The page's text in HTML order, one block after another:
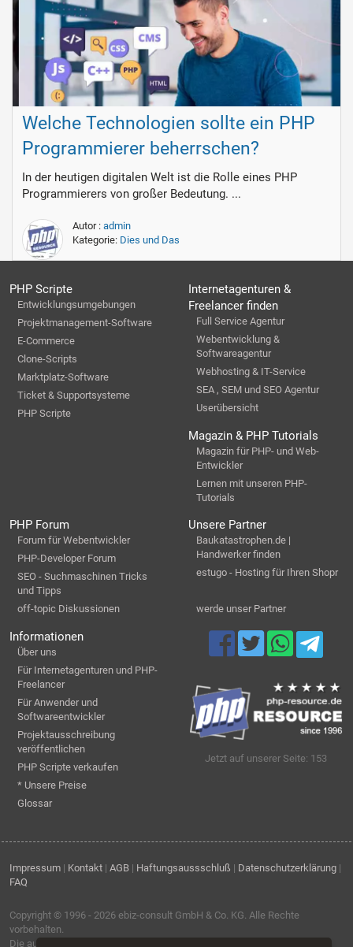
Welche Technologien sollte ein PHP
Programmierer beherrschen?
In der heutigen digitalen Welt ist die Rolle eines PHP
Programmierers von großer Bedeutung. ...
Autor : admin
Kategorie: Dies und Das
PHP Scripte
Entwicklungsumgebungen
Projektmanagement-Software
E-Commerce
Clone-Scripts
Marktplatz-Software
Ticket & Supportsysteme
PHP Scripte
Internetagenturen &
Freelancer finden
Full Service Agentur
Webentwicklung &
Softwareagentur
Webhosting & IT-Service
SEA , SEM und SEO Agentur
Userübersicht
Magazin & PHP Tutorials
Magazin für PHP- und Web-
Entwickler
Lernen mit unseren PHP-
Tutorials
PHP Forum
Forum für Webentwickler
PHP-Developer Forum
SEO - Suchmaschinen Tricks
und Tipps
off-topic Diskussionen
Unsere Partner
Baukatastrophen.de |
Handwerker finden
estugo - Hosting für Ihren Shopr
werde unser Partner
Informationen
Über uns
Für Internetagenturen und PHP-
Freelancer
Für Anwender und
Softwareentwickler
Projektausschreibung
veröffentlichen
PHP Scripte verkaufen
* Unsere Preise
Glossar
Jetzt auf unserer Seite: 153
Impressum | Kontakt | AGB | Haftungsaussschluß | Datenschutzerklärung |
FAQ
Copyright © 1996 - 2026 ebiz-consult GmbH & Co. KG. Alle Rechte
vorbehalten.
Die auf dieser Seite verwendeten Produktbezeichnungen, Namen und